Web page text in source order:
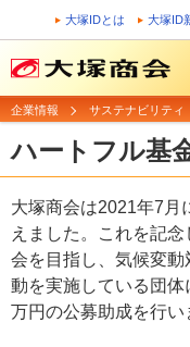
大塚IDとは 大塚ID
企業情報 サステナビリティ
ハートフル基
大塚商会は2021年7月
えました。これを記
会を目指し、気候変
動を実施している団
万円の公募助成を行い